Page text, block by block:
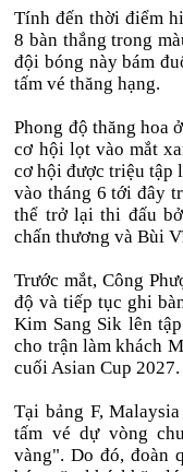
Tính đến thời điểm
8 bàn thắng trong
đội bóng này bám
tấm vé thăng hạng.
Phong độ thăng hoa
cơ hội lọt vào mắt
cơ hội được triệu tập
vào tháng 6 tới đây
thể trở lại thi đấu
chấn thương và Bùi
Trước mắt, Công
độ và tiếp tục ghi
Kim Sang Sik lên
cho trận làm khách
cuối Asian Cup 2027.
Tại bảng F,
tấm vé dự vòng
vàng". Do đó, đoàn